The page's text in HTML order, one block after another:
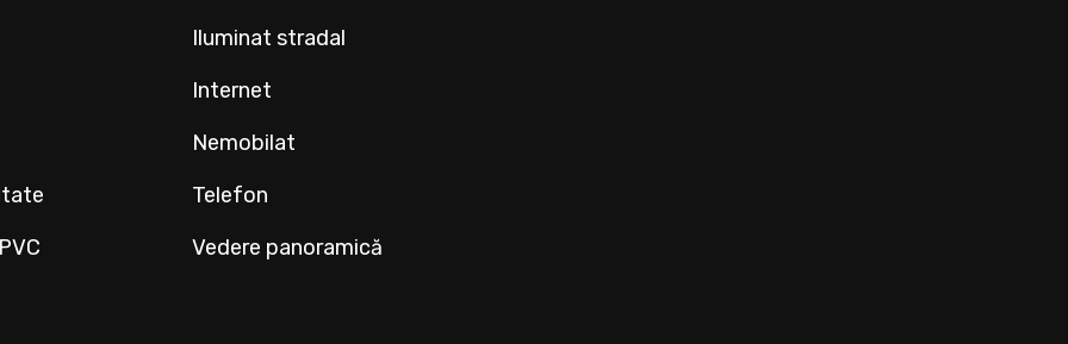
Iluminat stradal
Internet
Nemobilat
Telefon
Vedere panoramică